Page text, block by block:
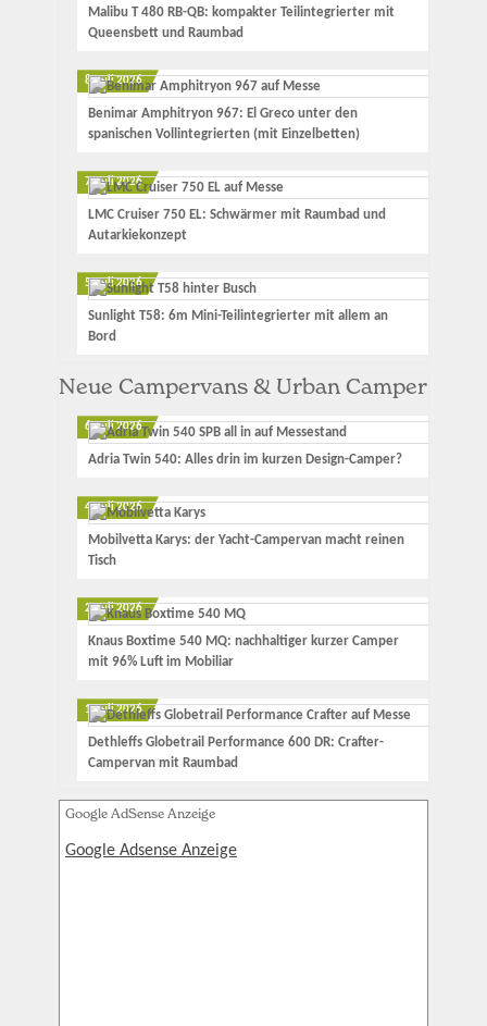
Malibu T 480 RB-QB: kompakter Teilintegrierter mit
Queensbett und Raumbad
8. Juli 2026
Benimar Amphitryon 967: El Greco unter den
spanischen Vollintegrierten (mit Einzelbetten)
7. Juli 2026
LMC Cruiser 750 EL: Schwärmer mit Raumbad und
Autarkiekonzept
5. Juli 2026
Sunlight T58: 6m Mini-Teilintegrierter mit allem an
Bord
Neue Campervans & Urban Camper
6. Juli 2026
Adria Twin 540: Alles drin im kurzen Design-Camper?
4. Juli 2026
Mobilvetta Karys: der Yacht-Campervan macht reinen
Tisch
2. Juli 2026
Knaus Boxtime 540 MQ: nachhaltiger kurzer Camper
mit 96% Luft im Mobiliar
1. Juli 2026
Dethleffs Globetrail Performance 600 DR: Crafter-
Campervan mit Raumbad
Google AdSense Anzeige
Google Adsense Anzeige